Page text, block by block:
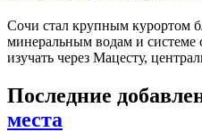
Сочи стал крупным курортом
минеральным водам и системе
изучать через Мацесту,
Последние
места